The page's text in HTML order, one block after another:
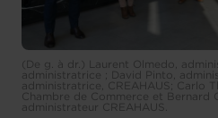
(De g. à dr.) Laurent Olmedo,
administratrice ; David Pinto,
administratrice, CREAHAUS; Carlo
Chambre de Commerce et Bernard
administrateur CREAHAUS.